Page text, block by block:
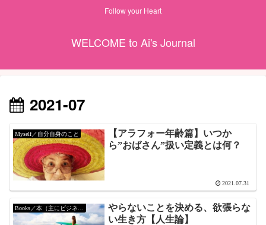
Follow your Heart
WELCOME to Ai's Journal
2021-07
Myself／自分自身のこと
【アラフォー年齢篇】いつか
ら”おばさん”扱い定義とは何？
2021.07.31
やらないことを決める、欲張らな
い生き方【人生論】